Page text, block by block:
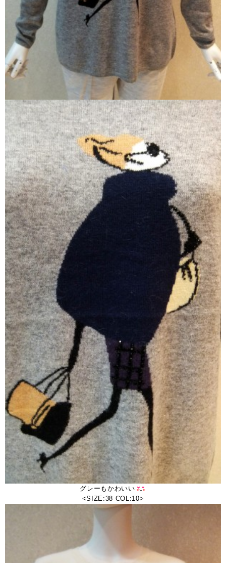
グレーもかわいい
<SIZE:38 COL:10>